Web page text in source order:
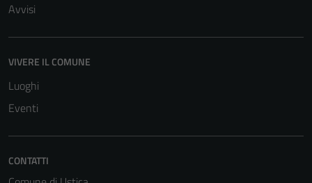
Avvisi
VIVERE IL COMUNE
Luoghi
Eventi
CONTATTI
possono
personali.